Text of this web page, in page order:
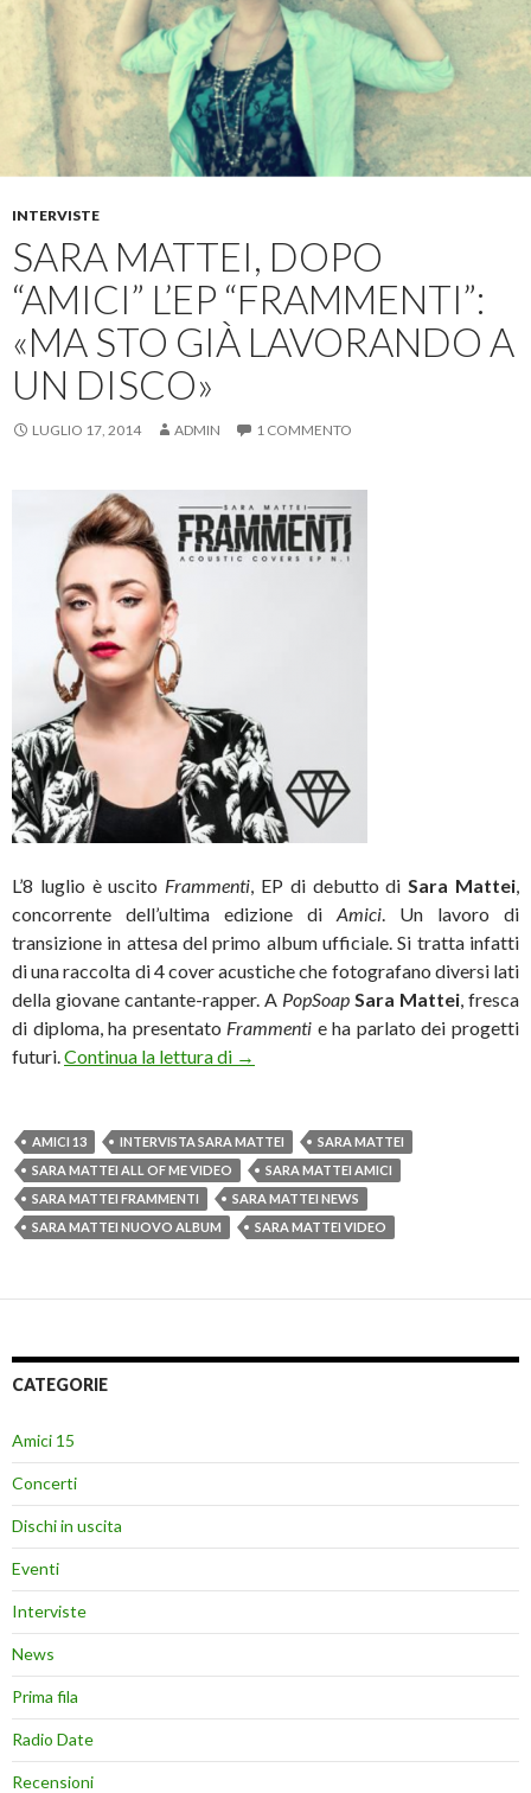
INTERVISTE
SARA MATTEI, DOPO
“AMICI” L’EP “FRAMMENTI”:
«MA STO GIÀ LAVORANDO A
UN DISCO»
LUGLIO 17, 2014 ADMIN 1 COMMENTO
L’8 luglio è uscito Frammenti , EP di debutto di Sara Mattei
concorrente dell’ultima edizione di Amici . Un lavoro di
transizione in attesa del primo album ufficiale. Si tratta infatti
di una raccolta di 4 cover acustiche che fotografano diversi lati
della giovane cantante-rapper. A PopSoap Sara Mattei , fresca
di diploma, ha presentato Frammenti e ha parlato dei progetti
futuri. Continua la lettura di Sara Mattei, dopo “Amici” l’EP
→
AMICI 13 INTERVISTA SARA MATTEI
SARA MATTEI
SARA MATTEI ALL OF ME VIDEO
SARA MATTEI AMICI
SARA MATTEI FRAMMENTI
SARA MATTEI NEWS
SARA MATTEI NUOVO ALBUM
SARA MATTEI VIDEO
CATEGORIE
Amici 15
Concerti
Dischi in uscita
Eventi
Interviste
News
Prima fila
Radio Date
Recensioni